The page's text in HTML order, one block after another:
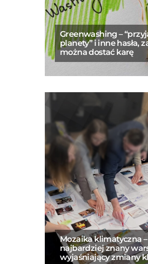
Greenwashing –
planety” i inne hasła,
można dostać karę
Mozaika klimatyczna –
najbardziej znany
wyjaśniający zmiany